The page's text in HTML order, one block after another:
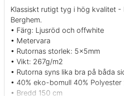
Klassiskt rutigt tyg i hög kvalitet -
Berghem.
• Färg: Ljusröd och offwhite
• Metervara
• Rutornas storlek: 5x5mm
• Vikt: 267g/m2
• Rutorna syns lika bra på båda
• 40% eko-bomull 40% Polyester
• Bredd 150 cm